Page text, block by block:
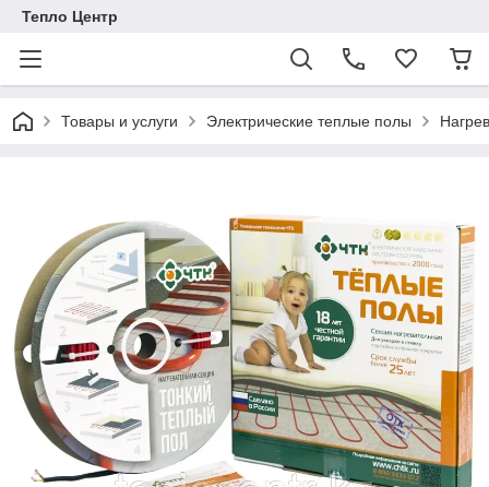
Тепло Центр
Товары и услуги Электрические теплые полы